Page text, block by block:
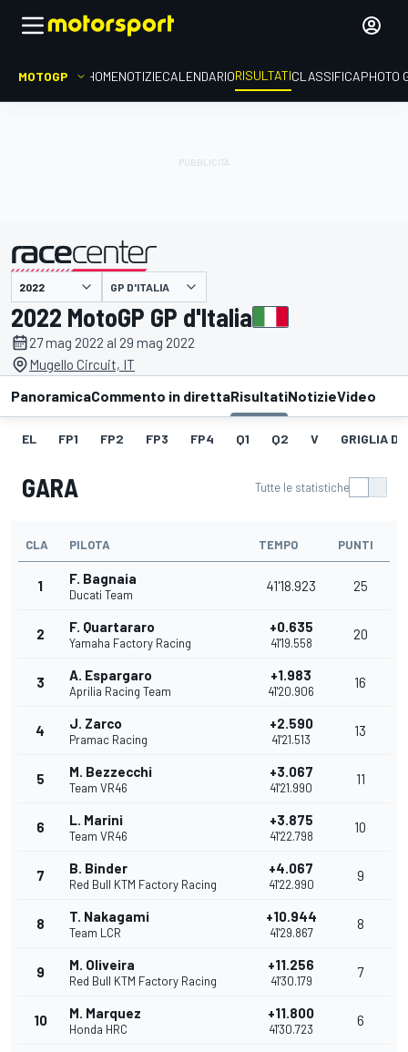
MOTOGP HOMENOTIZIECALENDARIORISULTATICLASSIFICAPHOTO
presentato da GP D'ITALIA
2022 MotoGP GP d'Italia
27 mag 2022 al 29 mag 2022
Mugello Circuit, IT
PanoramicaCommento in direttaRisultatiNotizieVideo
EL FP1 FP2 FP3 FP4 Q1 Q2 V GRIGLIA DI
GARA Tutte le statistiche
CLA PILOTA TEMPO PUNTI
1 F. Bagnaia
Ducati Team
41'18.923 25
2 F. Quartararo
Yamaha Factory Racing
+0.635
41'19.558
20
3 A. Espargaro
Aprilia Racing Team
+1.983
41'20.906
16
4 J. Zarco
Pramac Racing
+2.590
41'21.513
13
5 M. Bezzecchi
Team VR46
+3.067
41'21.990
11
6 L. Marini
Team VR46
+3.875
41'22.798
10
7 B. Binder
Red Bull KTM Factory Racing
+4.067
41'22.990
9
8 T. Nakagami
Team LCR
+10.944
41'29.867
8
9 M. Oliveira
Red Bull KTM Factory Racing
+11.256
41'30.179
7
10 M. Marquez
Honda HRC
+11.800
41'30.723
6